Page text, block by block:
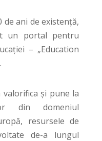
ani de existență,
un portal pentru
– „Education
și pune la
din domeniul
resursele de
de-a lungul